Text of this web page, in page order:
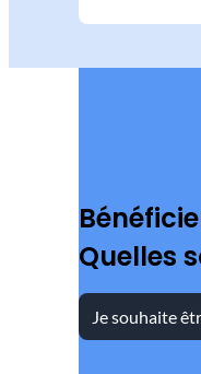
Quelles
Je souhaite